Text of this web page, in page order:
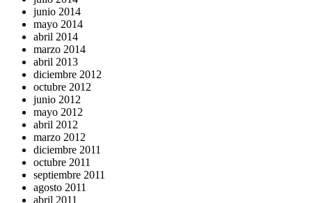
junio 2014
mayo 2014
abril 2014
marzo 2014
abril 2013
diciembre 2012
octubre 2012
junio 2012
mayo 2012
abril 2012
marzo 2012
diciembre 2011
octubre 2011
septiembre 2011
agosto 2011
abril 2011